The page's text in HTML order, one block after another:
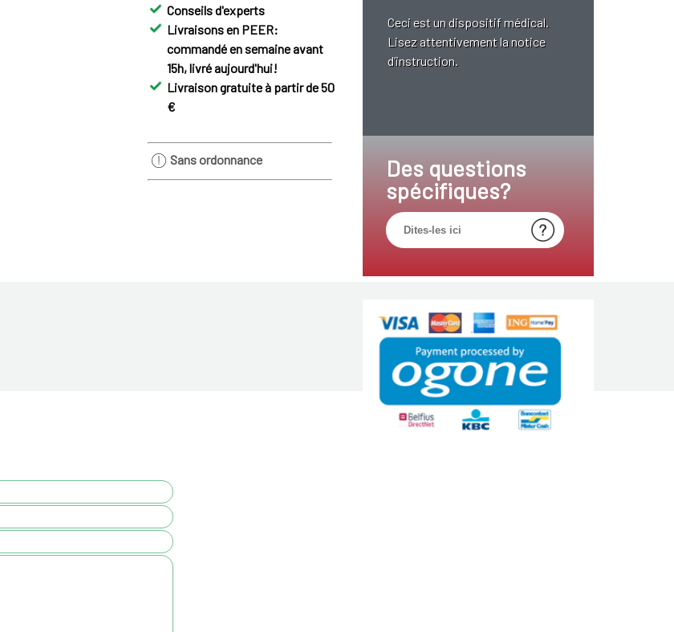
Conseils d'experts
Livraisons en PEER:
commandé en semaine avant
15h, livré aujourd'hui!
Livraison gratuite à partir de 50
€
Sans ordonnance
Ceci est un dispositif médical.
Lisez attentivement la notice
d’instruction.
Des questions
spécifiques?